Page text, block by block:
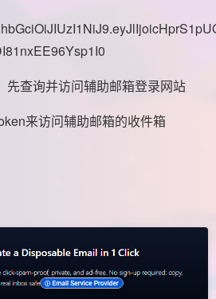
先查询并访问辅助邮箱登录网站
来访问辅助邮箱的收件箱